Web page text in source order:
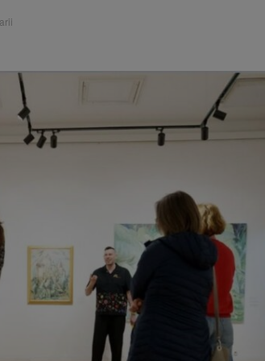
pe DN1E Brașov – Poiana Brașov după un
examenul de medic specialist. Subiecte unice